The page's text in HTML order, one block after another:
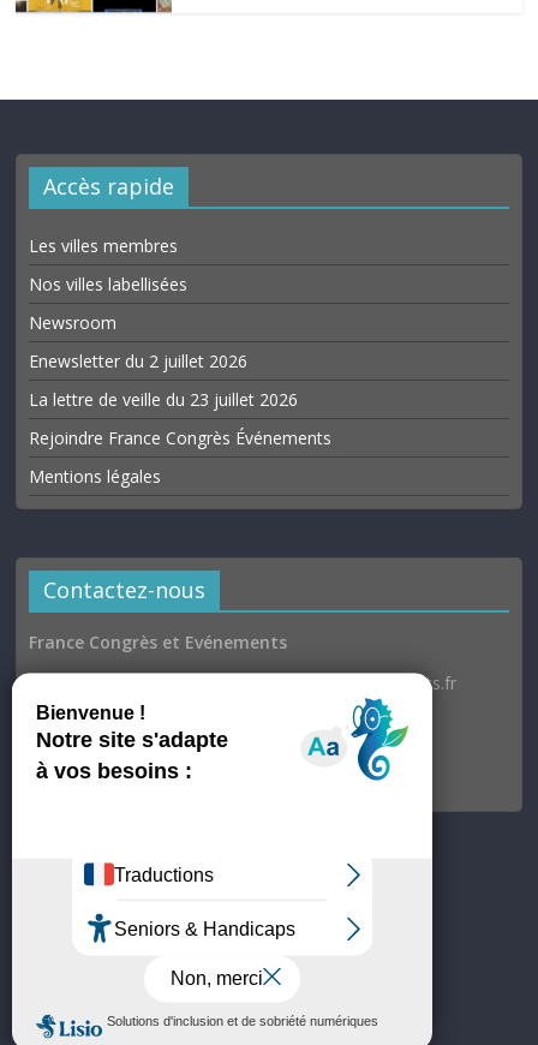
Accès rapide
Les villes membres
Nos villes labellisées
Newsroom
Enewsletter du 2 juillet 2026
La lettre de veille du 23 juillet 2026
Rejoindre France Congrès Événements
Mentions légales
Contactez-nous
France Congrès et Evénements
Email : communication@france-congres-evenements.fr
Heures d’ouverture
Du lundi au jeudi : 9h30–17h
Vendredi : 9h30–17h00
Site hébergé par OVH